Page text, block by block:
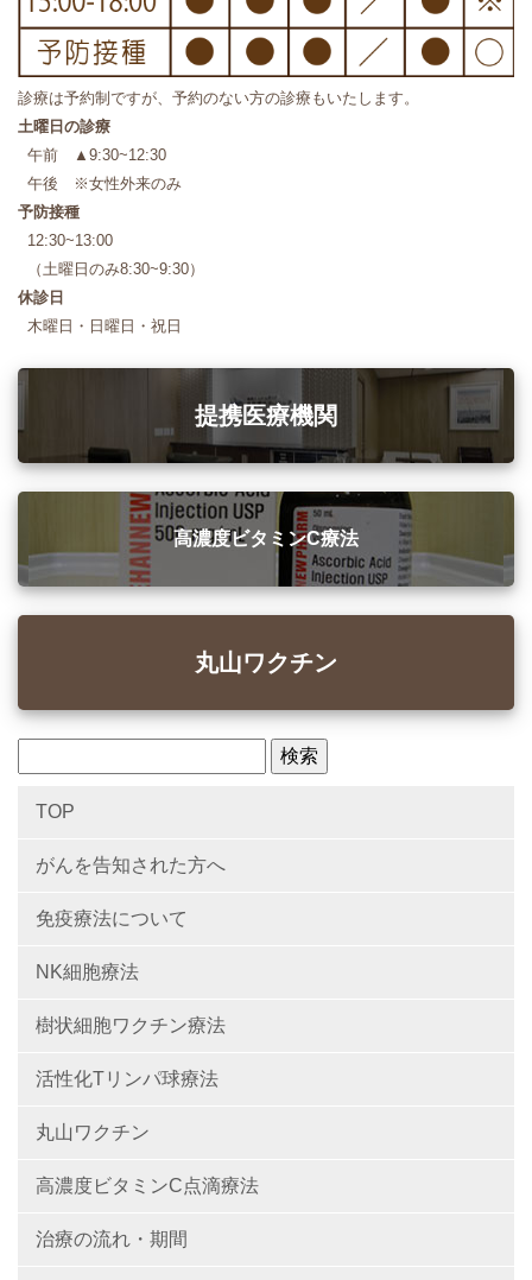
診療は予約制ですが、予約のない方の診療もいたします。
土曜日の診療
午前 ▲9:30~12:30
午後 ※女性外来のみ
予防接種
12:30~13:00
（土曜日のみ8:30~9:30）
休診日
木曜日・日曜日・祝日
提携医療機関
高濃度ビタミンC療法
丸山ワクチン
TOP
がんを告知された方へ
免疫療法について
NK細胞療法
樹状細胞ワクチン療法
活性化Tリンパ球療法
丸山ワクチン
高濃度ビタミンC点滴療法
治療の流れ・期間